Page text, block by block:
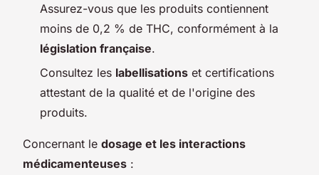
Assurez-vous que les produits contiennent
moins de 0,2 % de THC, conformément à la
législation française.
Consultez les labellisations et certifications
attestant de la qualité et de l'origine des
produits.
Concernant le dosage et les interactions
médicamenteuses :